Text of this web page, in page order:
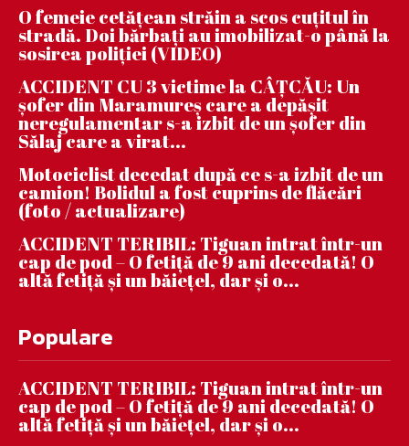
O femeie cetățean străin a scos cuțitul în
stradă. Doi bărbați au imobilizat-o până la
sosirea poliției (VIDEO)
ACCIDENT CU 3 victime la CÂȚCĂU: Un
șofer din Maramureș care a depășit
neregulamentar s-a izbit de un șofer din
Sălaj care a virat...
Motociclist decedat după ce s-a izbit de un
camion! Bolidul a fost cuprins de flăcări
(foto / actualizare)
ACCIDENT TERIBIL: Tiguan intrat într-un
cap de pod – O fetiță de 9 ani decedată! O
altă fetiță și un băiețel, dar și o...
Populare
ACCIDENT TERIBIL: Tiguan intrat într-un
cap de pod – O fetiță de 9 ani decedată! O
altă fetiță și un băiețel, dar și o...